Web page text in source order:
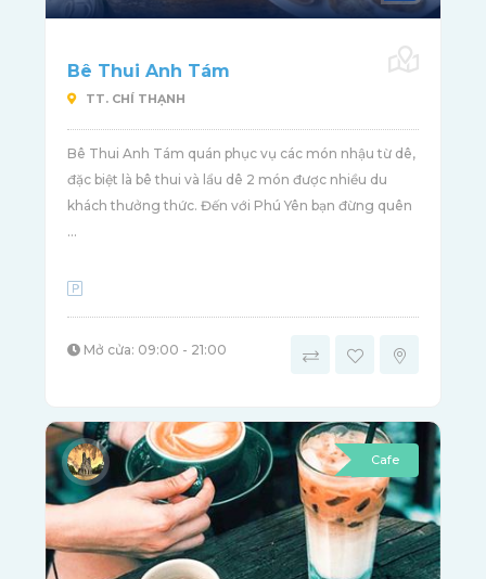
Bê Thui Anh Tám
TT. CHÍ THẠNH
Bê Thui Anh Tám quán phục vụ các món nhậu từ dê,
đặc biệt là bê thui và lẩu dê 2 món được nhiều du
khách thưởng thức. Đến với Phú Yên bạn đừng quên
...
Mở cửa: 09:00 - 21:00
Cafe